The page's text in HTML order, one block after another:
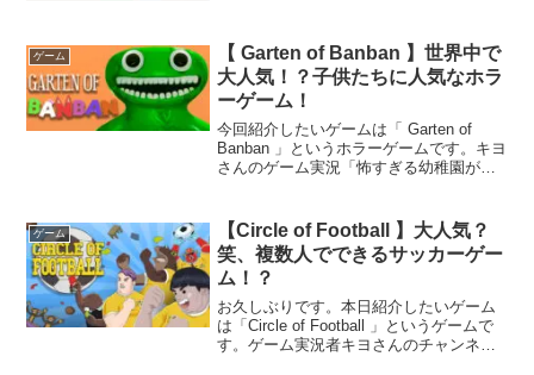
らから ちなみに後半の海賊の...
ゲーム
【 Garten of Banban 】世界中で
大人気！？子供たちに人気なホラ
ーゲーム！
今回紹介したいゲームは「 Garten of
Banban 」というホラーゲームです。キヨ
さんのゲーム実況「怖すぎる幼稚園が舞
画を載せさせていただきま...
ゲーム
【Circle of Football 】大人気？
笑、複数人でできるサッカーゲー
ム！？
お久しぶりです。本日紹介したいゲーム
は「Circle of Football 」というゲームで
す。ゲーム実況者キヨさんのチャンネル